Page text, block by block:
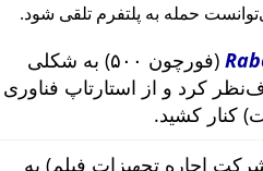
حمله به پلتفرم تلقی شود.
(فورچون ۵۰۰) به شکلی
۴۰٬۰۰۰ یورویی صرف‌نظر کرد و از استارتاپ فناوری
کنار کشید.
اجاره تجهیزات فیلم) به